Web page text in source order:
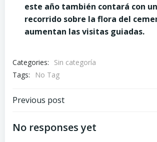
este año también contará con
recorrido sobre la flora del
aumentan las visitas guiadas.
Categories:
Sin categoría
Tags:
No Tag
Post
navigation
Previous post
No responses yet